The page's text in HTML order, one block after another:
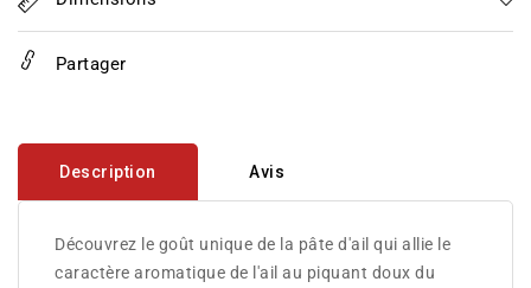
Partager
Description Avis
Découvrez le goût unique de la pâte d'ail qui allie le
caractère aromatique de l'ail au piquant doux du